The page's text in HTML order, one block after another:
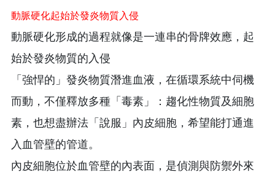
動脈硬化起始於發炎物質入侵
動脈硬化形成的過程就像是一連串的骨牌效應，起
始於發炎物質的入侵
「強悍的」發炎物質潛進血液，在循環系統中伺機
而動，不僅釋放多種「毒素」：趨化性物質及細胞
素，也想盡辦法「說服」內皮細胞，希望能打通進
入血管壁的管道。
內皮細胞位於血管壁的內表面，是偵測與防禦外來